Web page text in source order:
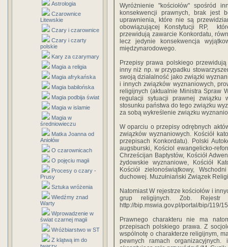
Astrologia
Czarownice
Litewskie
Czary i czarownice
Czary i czarty
polskie
Kary za czarymary
Magia a religia
Magia afrykańska
Magia babilońska
Magia podbija świat
Magia w islamie
Magia w
średniowieczu
Matka Joanna od
Aniołów
O czarownicach
O pojęciu magii
Procesy o czary -
Prusy
Sztuka wróżenia
Wiedźmy znad
Warty
Wprowadzenie w
świat czarnej magii
Wróżbiarstwo w ST
Z klątwą im do
Wyróżnienie "kościołów" spośród
konsekwencji prawnych, brak jest
uprawnienia, które nie są
obowiązującej Konstytucji RP,
przewidują zawarcie Konkordatu,
lecz jedynie konsekwencja
międzynarodowego.
Przepisy prawa polskiego
inny niż np. w przypadku
swoją działalność jako związki
i innych związków wyznaniowych,
religijnych (aktualnie Ministra Spraw
regulacji sytuacji prawnej związku
stosunku państwa do tego związku
za sobą wykreślenie związku
W oparciu o przepisy odrębnych
związków wyznaniowych. Kościół
przepisach Konkordatu). Polski
augsburski, Kościol ewangelicko-
Chrześcijan Baptystów, Kościół
żydowskie wyznaniowe, Kościół
Kościół zielonoświątkowy,
duchowej. Muzułniański Związek
Natomiast W rejestrze kościołów i
grup religijnych. Zob. Rejestr
http://bip.mswia.gov.pl/portal/bip/119/
Prawnego charakteru nie ma
przepisach polskiego prawa. Z
wspólnotę o charakterze religijnym,
pewnych ramach